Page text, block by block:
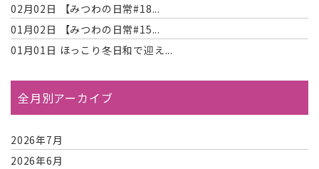
02月02日
【みつわの日常#18...
01月02日
【みつわの日常#15...
01月01日 ほっこり冬日和で迎え...
全月別アーカイブ
2026年7月
2026年6月